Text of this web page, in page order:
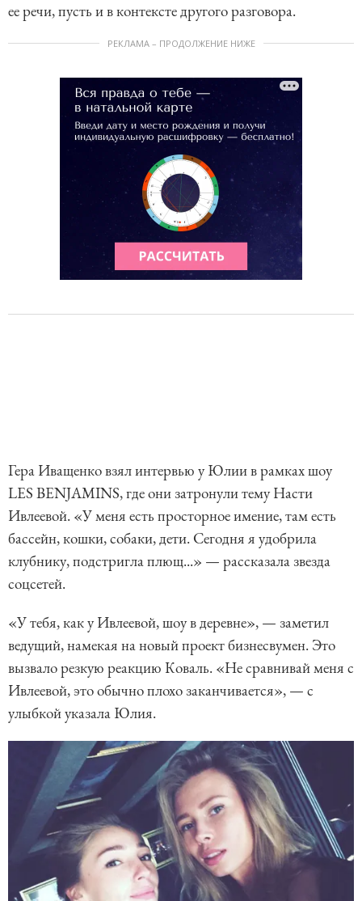
ее речи, пусть и в контексте другого разговора.
РЕКЛАМА – ПРОДОЛЖЕНИЕ НИЖЕ
Гера Иващенко взял интервью у Юлии в рамках шоу
LES BENJAMINS, где они затронули тему Насти
Ивлеевой. «У меня есть просторное имение, там есть
бассейн, кошки, собаки, дети. Сегодня я удобрила
клубнику, подстригла плющ...» — рассказала звезда
соцсетей.
«У тебя, как у Ивлеевой, шоу в деревне», — заметил
ведущий, намекая на новый проект бизнесвумен. Это
вызвало резкую реакцию Коваль. «Не сравнивай меня с
Ивлеевой, это обычно плохо заканчивается», — с
улыбкой указала Юлия.